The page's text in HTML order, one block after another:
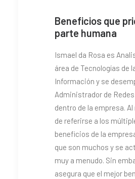
Beneficios que
parte humana
Ismael da Rosa es
área de Tecnologías de
Información y se
Administrador de
dentro de la empresa.
de referirse a los
beneficios de la
que son muchos y se
muy a menudo. Sin
asegura que el mejor